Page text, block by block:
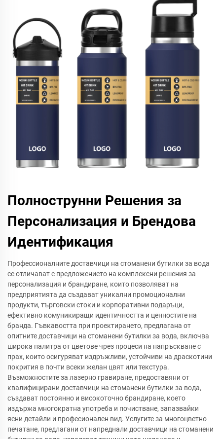
Полнострунни Решения за
Персонализация и Брендова
Идентификация
Профессионалните доставчици на стоманени бутилки за вода
се отличават с предложението на комплексни решения за
персонализация и брандиране, които позволяват на
предприятията да създават уникални промоционални
продукти, търговски стоки и корпоративни подаръци,
ефективно комуникиращи идентичността и ценностите на
бранда. Гъвкавостта при проектирането, предлагана от
опитните доставчици на стоманени бутилки за вода, включва
широка палитра от цветове чрез процеси на напръскване с
прах, които осигуряват издръжливи, устойчиви на драскотини
покрития в почти всеки желан цвят или текстура.
Възможностите за лазерно гравиране, предоставяни от
квалифицирани доставчици на стоманени бутилки за вода,
създават постоянно и високоточно брандиране, което
издържа многократна употреба и почистване, запазвайки
ясни детайли и професионален вид. Услугите за многоцветно
печатане, предлагани от напреднали доставчици на стоманени